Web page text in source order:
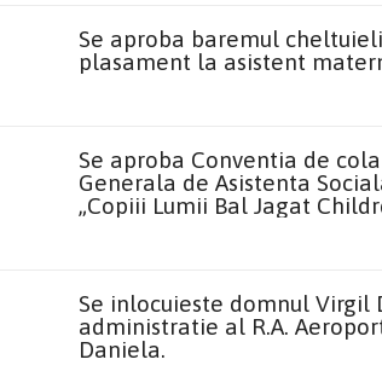
Se aproba baremul
plasament la asistent
Se aproba Conventia de
Generala de Asistenta
„Copiii Lumii Bal Jagat
Se inlocuieste domnul Virgil
administratie al R.A.
Daniela.